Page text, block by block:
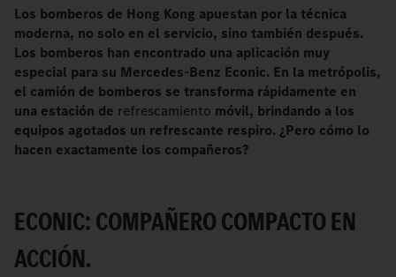
Los bomberos de Hong Kong apuestan por la técnica
moderna, no solo en el servicio, sino también después.
Los bomberos han encontrado una aplicación muy
especial para su Mercedes-Benz Econic. En la metrópolis,
el camión de bomberos se transforma rápidamente en
una estación de refrescamiento móvil, brindando a los
equipos agotados un refrescante respiro. ¿Pero cómo lo
hacen exactamente los compañeros?
ECONIC: COMPAÑERO COMPACTO EN
ACCIÓN.